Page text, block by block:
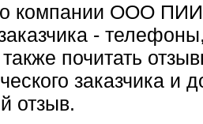
компании ООО
-
почитать
заказчика и
отзыв.